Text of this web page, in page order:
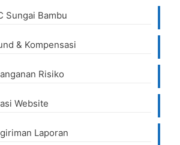
Sungai Bambu
& Kompensasi
Risiko
Website
Laporan